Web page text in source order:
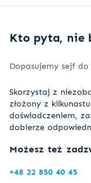
Kto pyta, nie
Dopasujemy sejf
Skorzystaj z
złożony z
doświadczeniem,
dobierze
Możesz też
+48 22 850 40 45